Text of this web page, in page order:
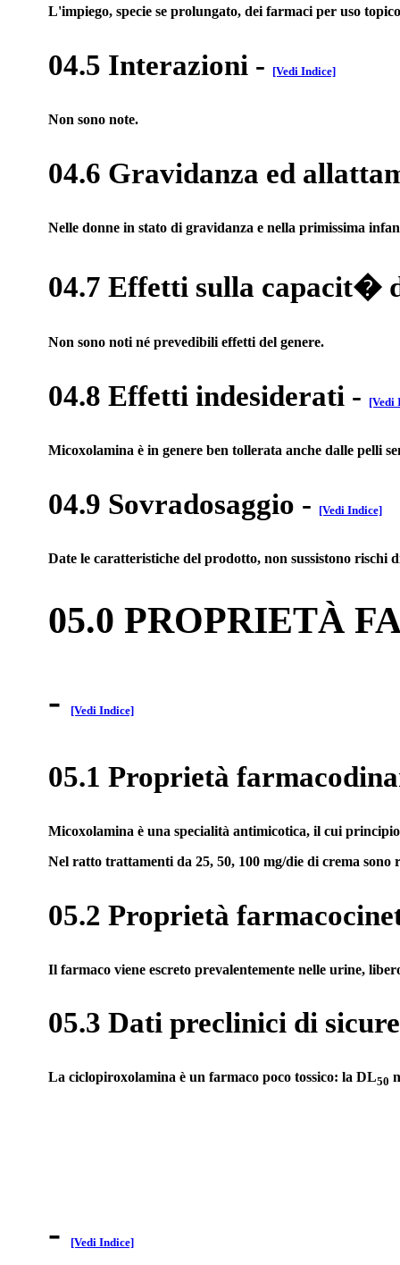
L'impiego, specie se prolungato, dei farmaci per uso
04.5 Interazioni - [Vedi Indice]
Non sono note.
04.6 Gravidanza ed
Nelle donne in stato di gravidanza e nella primissima
04.7 Effetti sulla capacit�
Non sono noti né prevedibili effetti del genere.
04.8 Effetti indesiderati - [Vedi
Micoxolamina è in genere ben tollerata anche dalle pelli
04.9 Sovradosaggio - [Vedi Indice]
Date le caratteristiche del prodotto, non sussistono rischi
05.0 PROPRIETÀ
-
[Vedi Indice]
05.1 Proprietà
Micoxolamina è una specialità antimicotica, il cui
Nel ratto trattamenti da 25, 50, 100 mg/die di crema
05.2 Proprietà
Il farmaco viene escreto prevalentemente nelle urine,
05.3 Dati preclinici di
La ciclopiroxolamina è un farmaco poco tossico: la DL50
- [Vedi Indice]